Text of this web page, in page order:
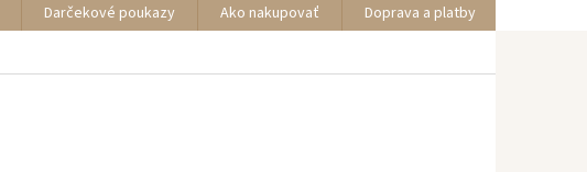
Darčekové poukazy Ako nakupovať Doprava a platby